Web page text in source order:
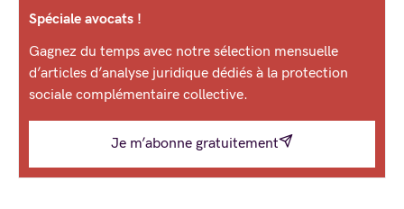
Spéciale avocats !
Gagnez du temps avec notre sélection mensuelle
d’articles d’analyse juridique dédiés à la protection
sociale complémentaire collective.
Je m’abonne gratuitement